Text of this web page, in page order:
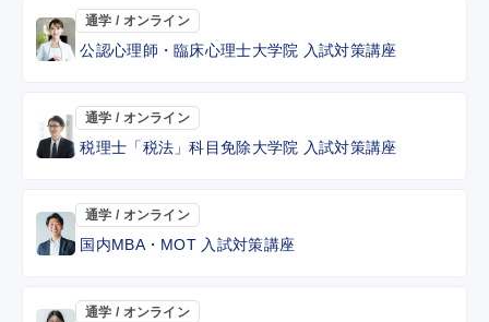
通学 / オンライン
公認心理師・臨床心理士大学院 入試対策講座
通学 / オンライン
税理士「税法」科目免除大学院 入試対策講座
通学 / オンライン
国内MBA・MOT 入試対策講座
通学 / オンライン